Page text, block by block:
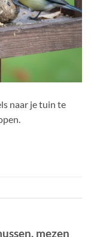
naar je tuin te
mezen